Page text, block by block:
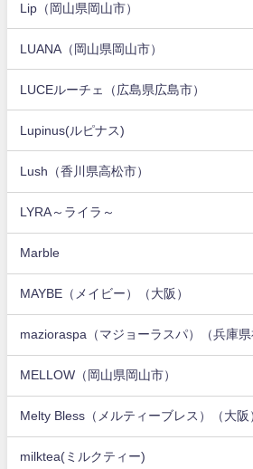
Lip（岡山県岡山市）
LUANA（岡山県岡山市）
LUCEルーチェ（広島県広島市）
Lupinus(ルピナス)
Lush（香川県高松市）
LYRA～ライラ～
Marble
MAYBE（メイビー）（大阪）
mazioraspa（マジョーラスパ）（兵庫県
MELLOW（岡山県岡山市）
Melty Bless（メルティーブレス）（大阪
milktea(ミルクティー)